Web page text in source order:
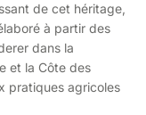
de cet héritage,
à partir des
dans la
et la Côte des
pratiques agricoles